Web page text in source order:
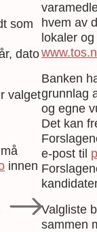
som
dato
valget
innen
hvem av
lokaler
Banken
grunnlag
og egne
Det kan
e-post til
Valgliste
sammen